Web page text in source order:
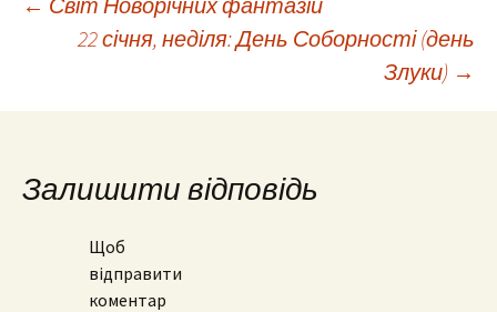
Навігація
22 січня, неділя: День Соборності (день
Злуки) →
Залишити відповідь
Щоб
відправити
коментар